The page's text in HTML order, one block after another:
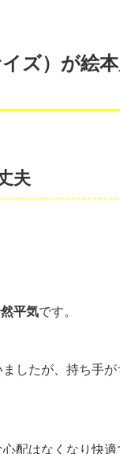
ズ）が絵
夫
平気です。
したが、持ち手
配はなくなり快適